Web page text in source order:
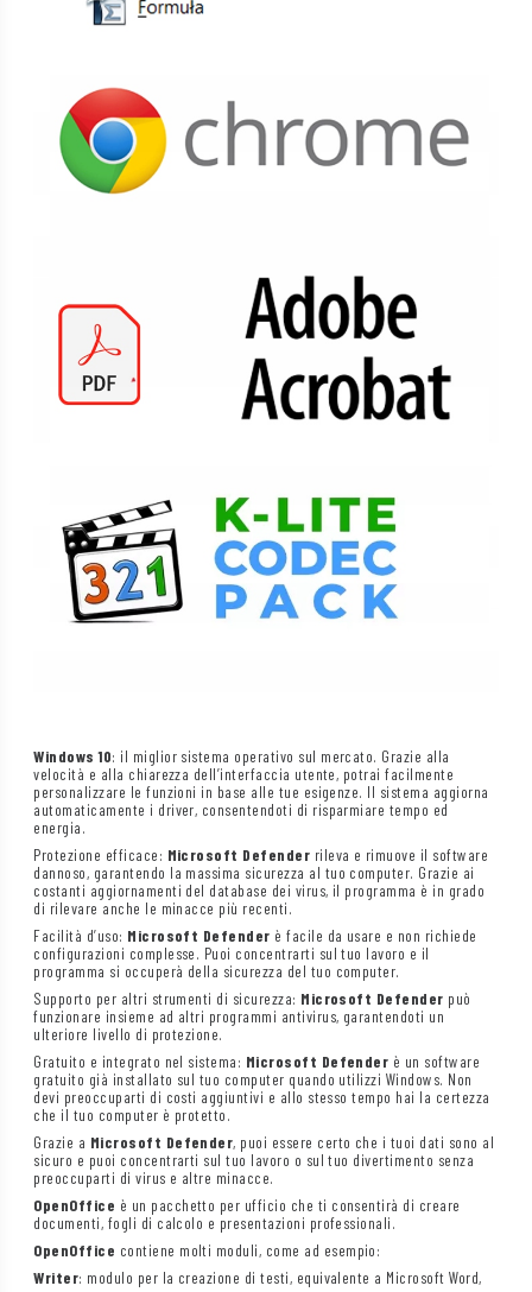
Windows 10: il miglior sistema operativo sul mercato. Grazie alla
velocità e alla chiarezza dell’interfaccia utente, potrai facilmente
personalizzare le funzioni in base alle tue esigenze. Il sistema aggiorna
automaticamente i driver, consentendoti di risparmiare tempo ed
energia.
Protezione efficace: Microsoft Defender rileva e rimuove il software
dannoso, garantendo la massima sicurezza al tuo computer. Grazie ai
costanti aggiornamenti del database dei virus, il programma è in grado
di rilevare anche le minacce più recenti.
Facilità d’uso: Microsoft Defender è facile da usare e non richiede
configurazioni complesse. Puoi concentrarti sul tuo lavoro e il
programma si occuperà della sicurezza del tuo computer.
Supporto per altri strumenti di sicurezza: Microsoft Defender può
funzionare insieme ad altri programmi antivirus, garantendoti un
ulteriore livello di protezione.
Gratuito e integrato nel sistema: Microsoft Defender è un software
gratuito già installato sul tuo computer quando utilizzi Windows. Non
devi preoccuparti di costi aggiuntivi e allo stesso tempo hai la certezza
che il tuo computer è protetto.
Grazie a Microsoft Defender, puoi essere certo che i tuoi dati sono al
sicuro e puoi concentrarti sul tuo lavoro o sul tuo divertimento senza
preoccuparti di virus e altre minacce.
OpenOffice è un pacchetto per ufficio che ti consentirà di creare
documenti, fogli di calcolo e presentazioni professionali.
OpenOffice contiene molti moduli, come ad esempio:
Writer: modulo per la creazione di testi, equivalente a Microsoft Word,